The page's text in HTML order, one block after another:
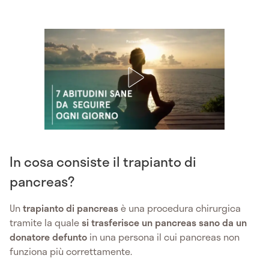
In cosa consiste il trapianto di
pancreas?
Untrapianto di pancreasè una procedura chirurgica
tramite la qualesi trasferisce un pancreas sano da un
donatore defunto in una persona il cui pancreas non
funziona più correttamente.